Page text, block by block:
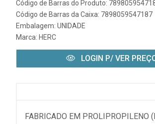
Código de Barras do Produto:
Código de Barras da Caixa: 7898059547187
Embalagem: UNIDADE
Marca: HERC
LOGIN P/ VER
FABRICADO EM PROLIPROPILENO